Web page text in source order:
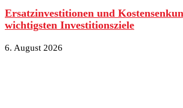
Ersatzinvestitionen und
wichtigsten Investitionsziele
6. August 2026